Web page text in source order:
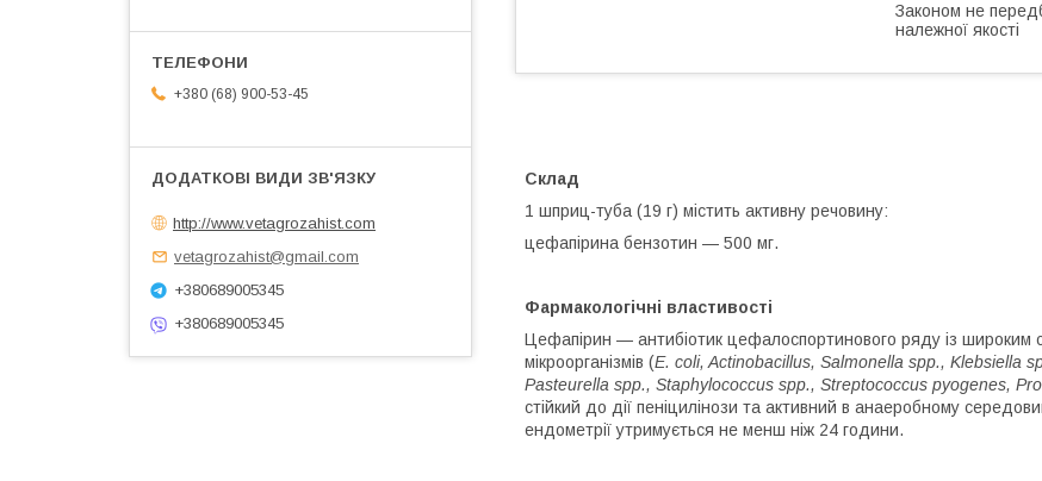
Законом не
належної якості
Склад
1 шприц-туба (19 г) містить активну речовину:
цефапірина бензотин — 500 мг.
Фармакологічні властивості
Цефапірин — антибіотик цефалоспортинового ряду із широким
мікроорганізмів (Е. coli, Actinobacillus, Salmonella spp., Klebsiella
Pasteurella spp., Staphylococcus spp., Streptococcus pyogenes,
стійкий до дії пеніцилінози та активний в анаеробному
ендометрії утримується не менш ніж 24 години.
+380 (68) 900-53-45
http://www.vetagrozahist.com
vetagrozahist@gmail.com
+380689005345
+380689005345